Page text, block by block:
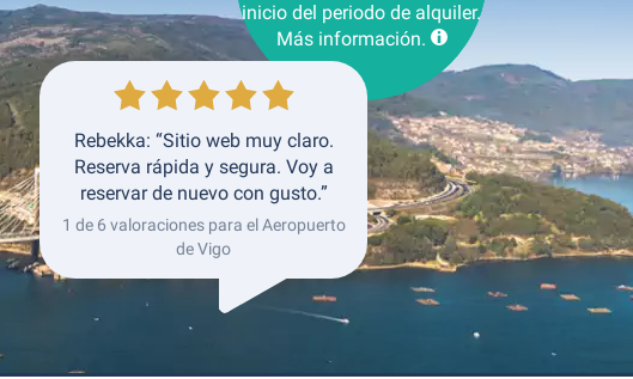
inicio del periodo de alquiler.
Más información.
Rebekka: “Sitio web muy claro.
Reserva rápida y segura. Voy a
reservar de nuevo con gusto.”
1 de 6 valoraciones para el Aeropuerto
de Vigo